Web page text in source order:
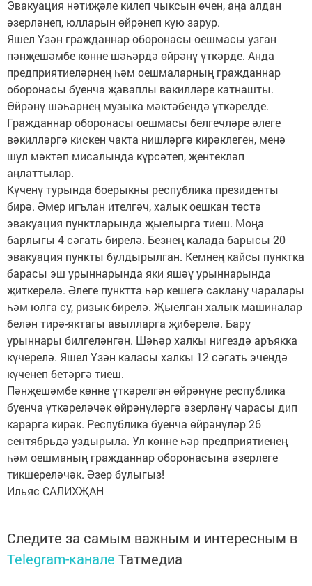
Эвакуация нәтиҗәле килеп чыксын өчен, аңа алдан
әзерләнеп, юлларын өйрәнеп кую зарур.
Яшел Үзән гражданнар оборонасы оешмасы узган
пәнҗешәмбе көнне шәһәрдә өйрәнү үткәрде. Анда
предприятиеләрнең һәм оешмаларның гражданнар
оборонасы буенча җаваплы вәкилләре катнашты.
Өйрәнү шәһәрнең музыка мәктәбендә үткәрелде.
Гражданнар оборонасы оешмасы белгечләре әлеге
вәкилләргә кискен чакта нишләргә кирәклеген, менә
шул мәктәп мисалында күрсәтеп, җентекләп
аңлаттылар.
Күченү турында боерыкны республика президенты
бирә. Әмер игълан ителгәч, халык оешкан төстә
эвакуация пунктларында җыелырга тиеш. Моңа
барлыгы 4 сәгать бирелә. Безнең калада барысы 20
эвакуация пункты булдырылган. Кемнең кайсы пунктка
барасы эш урыннарында яки яшәү урыннарында
җиткерелә. Әлеге пунктта һәр кешегә саклану чаралары
һәм юлга су, ризык бирелә. Җыелган халык машиналар
белән тирә-яктагы авылларга җибәрелә. Бару
урыннары билгеләнгән. Шәһәр халкы нигездә аръякка
күчерелә. Яшел Үзән каласы халкы 12 сәгать эчендә
күченеп бетәргә тиеш.
Пәнҗешәмбе көнне үткәрелгән өйрәнүне республика
буенча үткәреләчәк өйрәнүләргә әзерләнү чарасы дип
карарга кирәк. Республика буенча өйрәнүләр 26
сентябрьдә уздырыла. Ул көнне һәр предприятиенең
һәм оешманың гражданнар оборонасына әзерлеге
тикшереләчәк. Әзер булыгыз!
Ильяс САЛИХҖАН
Следите за самым важным и интересным в
Telegram-канале Татмедиа